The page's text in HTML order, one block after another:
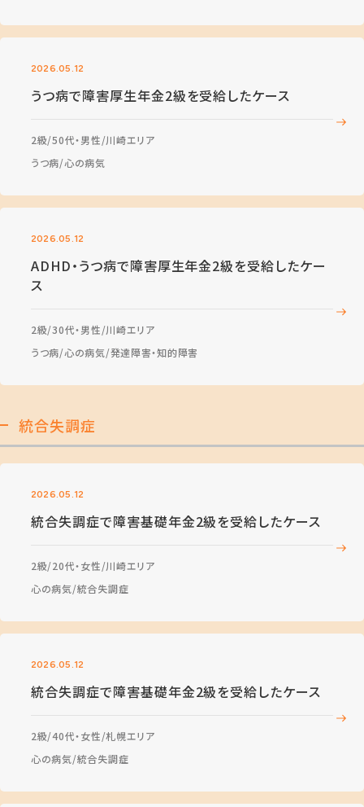
2026.05.12
うつ病で障害厚生年金2級を受給したケース
2級 50代・男性 川崎エリア
うつ病 心の病気
2026.05.12
ADHD・うつ病で障害厚生年金2級を受給したケー
ス
2級 30代・男性 川崎エリア
うつ病 心の病気 発達障害・知的障害
統合失調症
2026.05.12
統合失調症で障害基礎年金2級を受給したケース
2級 20代・女性 川崎エリア
心の病気 統合失調症
2026.05.12
統合失調症で障害基礎年金2級を受給したケース
2級 40代・女性 札幌エリア
心の病気 統合失調症